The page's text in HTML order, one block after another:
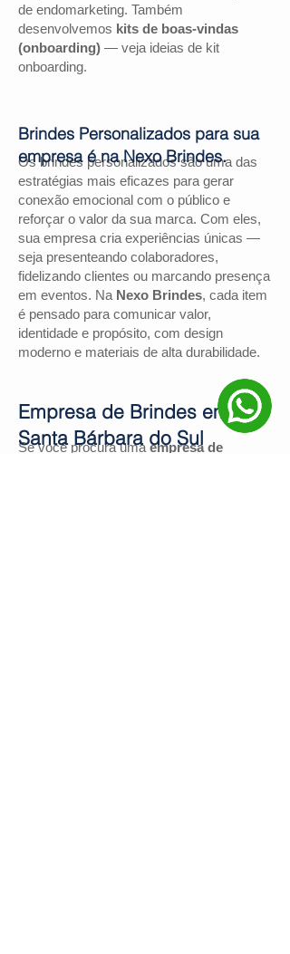
de endomarketing. Também
desenvolvemos kits de boas-vindas
(onboarding) — veja ideias de kit
onboarding.
Os brindes personalizados são uma das
estratégias mais eficazes para gerar
conexão emocional com o público e
reforçar o valor da sua marca. Com eles,
sua empresa cria experiências únicas —
seja presenteando colaboradores,
fidelizando clientes ou marcando presença
em eventos. Na Nexo Brindes, cada item
é pensado para comunicar valor,
identidade e propósito, com design
moderno e materiais de alta durabilidade.
Se você procura uma empresa de
Brindes Personalizados para sua
empresa é na Nexo Brindes.
Empresa de Brindes em
Santa Bárbara do Sul